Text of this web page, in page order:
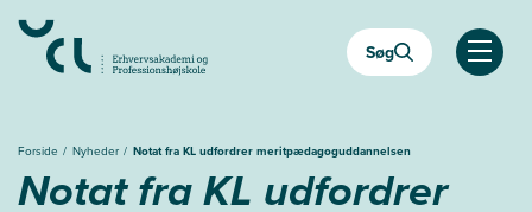
hovedindhold
Søg
Åben
Forside Nyheder Notat fra KL udfordrer meritpædagoguddannelsen
Notat fra KL udfordrer